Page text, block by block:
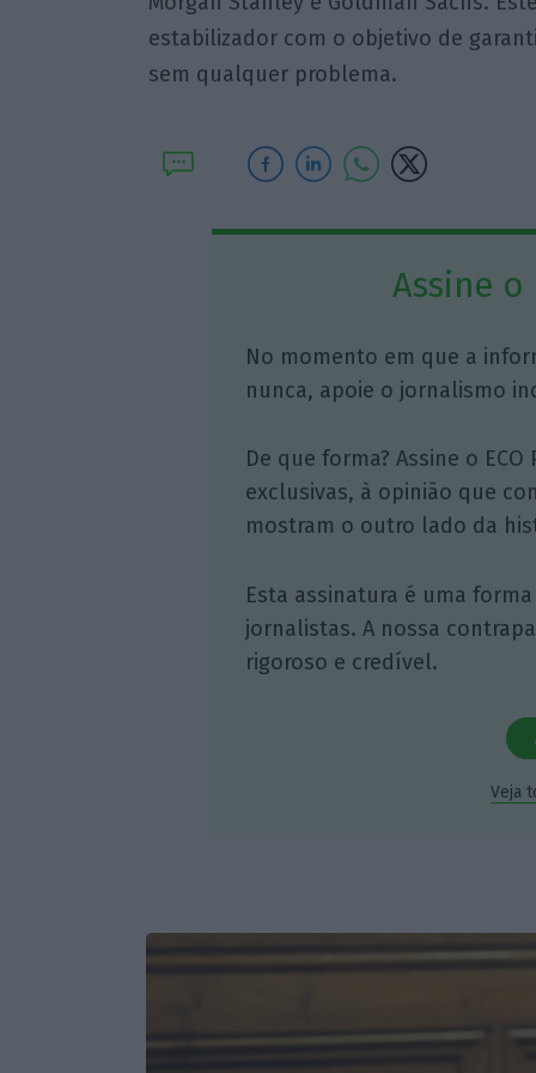
estabilizador com o objetivo de
sem qualquer problema.
Assine o
No momento em que a
nunca, apoie o jornalismo
De que forma? Assine o
exclusivas, à opinião que
mostram o outro lado da
Esta assinatura é uma
jornalistas. A nossa
rigoroso e credível.
Veja